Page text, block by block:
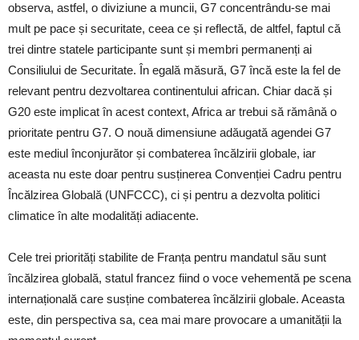
observa, astfel, o diviziune a muncii, G7 concentrându-se mai
mult pe pace și securitate, ceea ce și reflectă, de altfel, faptul că
trei dintre statele participante sunt și membri permanenți ai
Consiliului de Securitate. În egală măsură, G7 încă este la fel de
relevant pentru dezvoltarea continentului african. Chiar dacă și
G20 este implicat în acest context, Africa ar trebui să rămână o
prioritate pentru G7. O nouă dimensiune adăugată agendei G7
este mediul înconjurător și combaterea încălzirii globale, iar
aceasta nu este doar pentru susținerea Convenției Cadru pentru
Încălzirea Globală (UNFCCC), ci și pentru a dezvolta politici
climatice în alte modalități adiacente.
Cele trei priorități stabilite de Franța pentru mandatul său sunt
încălzirea globală, statul francez fiind o voce vehementă pe scena
internațională care susține combaterea încălzirii globale. Aceasta
este, din perspectiva sa, cea mai mare provocare a umanității la